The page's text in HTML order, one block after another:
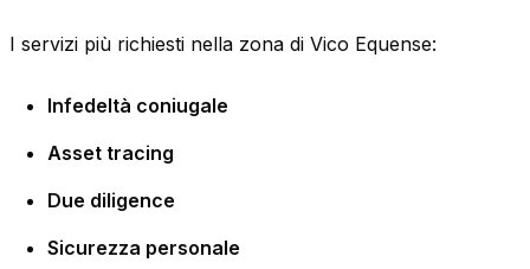
I servizi più richiesti nella zona di Vico Equense:
Infedeltà coniugale
Asset tracing
Due diligence
Sicurezza personale